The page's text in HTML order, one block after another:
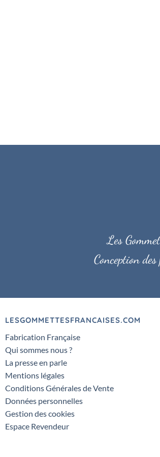
Les
Conception
LESGOMMETTESFRANCAISES.COM
Fabrication Française
Qui sommes nous ?
La presse en parle
Mentions légales
Conditions Générales de Vente
Données personnelles
Gestion des cookies
Espace Revendeur